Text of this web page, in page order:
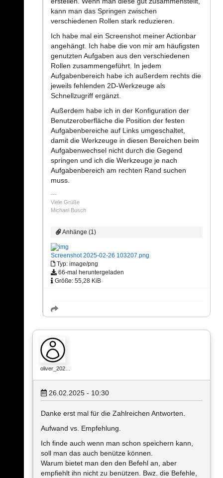
kann man das Springen zwischen
verschiedenen Rollen stark reduzieren.
Ich habe mal ein Screenshot meiner Actionbar
angehängt. Ich habe die von mir am häufigsten
genutzten Aufgaben aus den verschiedenen
Rollen zusammengeführt. In jedem
Aufgabenbereich habe ich außerdem rechts die
jeweils fehlenden 2D-Werkzeuge als
Schnellzugriff ergänzt.
Außerdem habe ich in der Konfiguration der
Benutzeroberfläche die Position der festen
Aufgabenbereiche auf Links umgeschaltet,
damit die Werkzeuge in diesen Bereichen beim
Aufgabenwechsel nicht durch die Gegend
springen und ich die Werkzeuge je nach
Aufgabenbereich am rechten Rand suchen
muss.
Viele Grüße
Michael Busch
Anhänge (1)
Screenshot 2025-02-26 103207.png
Typ: image/png
66-mal heruntergeladen
Größe: 55,28 KiB
oliver_202…
26.02.2025 - 10:30
Danke erst mal für die Zahlreichen Antworten.
Aufwand vs. Empfehlung.
Ich finde auch wenn man schon speichern kann,
soll man das auch benütze können.
Warum bietet man den den Befehl an, aber
empfiehlt ihn nicht zu benützen. Bwz. die Befehle,